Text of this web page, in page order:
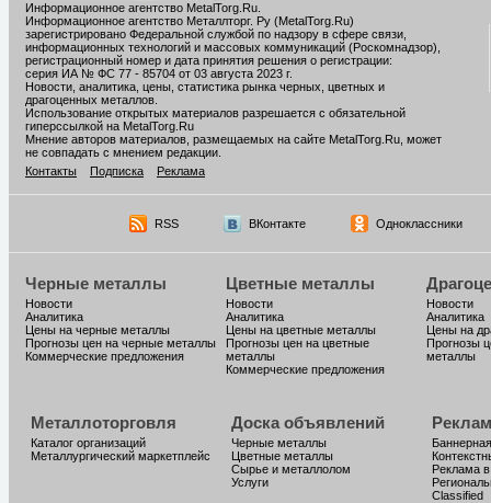
Информационное агентство MetalTorg.Ru
Информационное агентство Металлторг. Ру (MetalTorg.Ru)
зарегистрировано Федеральной службой по надзору в сфере связи,
информационных технологий и массовых коммуникаций (Роскомнадзор),
регистрационный номер и дата принятия решения о регистрации:
серия ИА № ФС 77 - 85704 от 03 августа 2023 г.
Новости, аналитика, цены, статистика рынка черных, цветных и
драгоценных металлов.
Использование открытых материалов разрешается с обязательной
гиперссылкой на MetalTorg.Ru
Мнение авторов материалов, размещаемых на сайте MetalTorg.Ru, может
не совпадать с мнением редакции.
Контакты
Подписка Реклама
RSS ВКонтакте Одноклассники
Черные металлы
Новости
Аналитика
Цены на черные металлы
Прогнозы цен на черные металлы
Коммерческие предложения
Цветные металлы
Новости
Аналитика
Цены на цветные металлы
Прогнозы цен на цветные
металлы
Коммерческие предложения
Новости
Аналитика
Цены на
Прогнозы
металлы
Металлоторговля
Каталог организаций
Металлургический маркетплейс
Доска объявлений
Черные металлы
Цветные металлы
Сырье и металлолом
Услуги
Реклама
Classified